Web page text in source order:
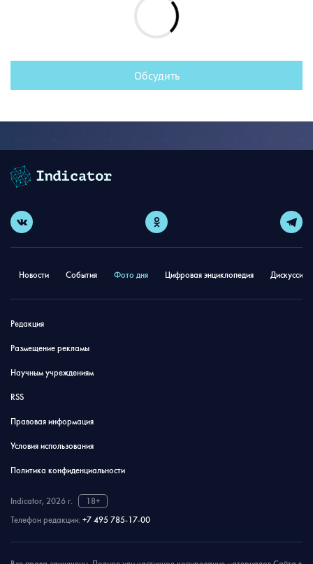
Обсудить
Новости События Фото дня Цифровая энциклопедия
Редакция
Размещение рекламы
Научным учреждениям
RSS
Правовая информация
Условия использования
Политика конфиденциальности
Indicator, 2026 г.
18+
Телефон редакции: +7 495 785-17-00